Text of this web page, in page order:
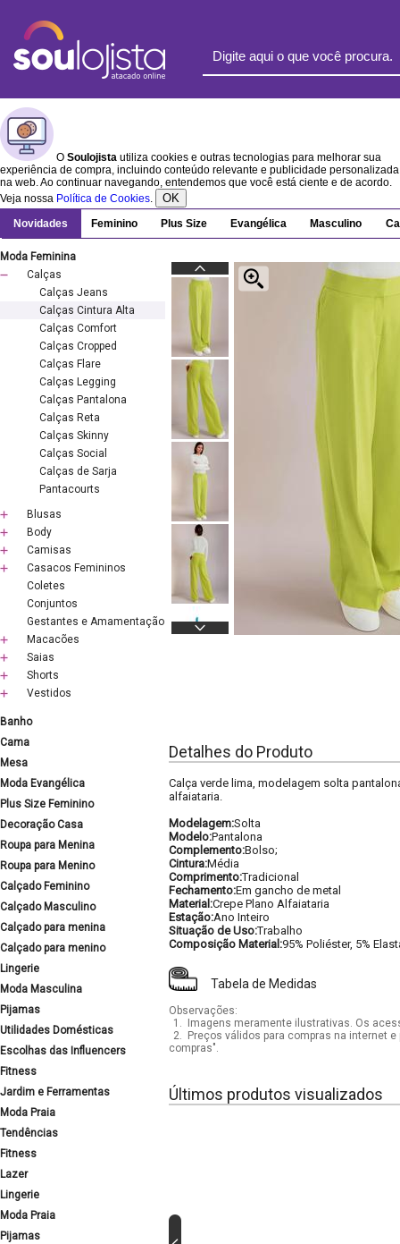
O Soulojista utiliza cookies e outras tecnologias para melhorar sua
experiência de compra, incluindo conteúdo relevante e publicidade personalizada
na web. Ao continuar navegando, entendemos que você está ciente e de acordo.
Veja nossa Política de Cookies. OK
Novidades Feminino Plus Size Evangélica Masculino
Moda Feminina
Calças
Calças Jeans
Calças Cintura Alta
Calças Comfort
Calças Cropped
Calças Flare
Calças Legging
Calças Pantalona
Calças Reta
Calças Skinny
Calças Social
Calças de Sarja
Pantacourts
Blusas
Body
Camisas
Casacos Femininos
Coletes
Conjuntos
Gestantes e Amamentação
Macacões
Saias
Shorts
Vestidos
Banho
Cama
Mesa
Moda Evangélica
Plus Size Feminino
Decoração Casa
Roupa para Menina
Roupa para Menino
Calçado Feminino
Calçado Masculino
Calçado para menina
Calçado para menino
Lingerie
Moda Masculina
Pijamas
Utilidades Domésticas
Escolhas das Influencers
Fitness
Jardim e Ferramentas
Moda Praia
Tendências
Fitness
Lazer
Lingerie
Moda Praia
Pijamas
Detalhes do Produto
Calça verde lima, modelagem solta
alfaiataria.
Modelagem:Solta
Modelo:Pantalona
Complemento:Bolso;
Cintura:Média
Comprimento:Tradicional
Fechamento:Em gancho de metal
Material:Crepe Plano Alfaiataria
Estação:Ano Inteiro
Situação de Uso:Trabalho
Composição Material:95% Poliéster, 5%
Tabela de Medidas
Observações:
1.
Imagens meramente ilustrativas. Os
2.
Preços válidos para compras na internet
compras".
Últimos produtos visualizados